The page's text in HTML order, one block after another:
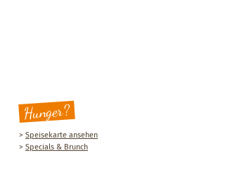
Hunger?
> Speisekarte ansehen
> Specials & Brunch